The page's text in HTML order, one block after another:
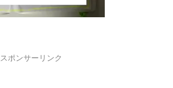
スポンサーリンク